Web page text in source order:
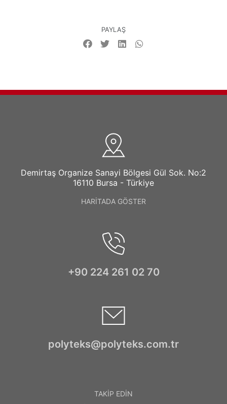
PAYLAŞ
Demirtaş Organize Sanayi Bölgesi Gül Sok. No:2
16110 Bursa - Türkiye
HARİTADA GÖSTER
+90 224 261 02 70
polyteks@polyteks.com.tr
TAKİP EDİN